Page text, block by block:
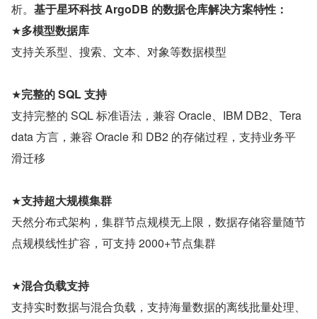
析。 基于星环科技 ArgoDB 的数据仓库解决方案特性：
★多模型数据库
支持关系型、搜索、文本、对象等数据模型
★完整的 SQL 支持
支持完整的 SQL 标准语法，兼容 Oracle、IBM DB2、Tera
data 方言，兼容 Oracle 和 DB2 的存储过程，支持业务平
滑迁移
★支持超大规模集群
天然分布式架构，集群节点规模无上限，数据存储容量随节
点规模线性扩容，可支持 2000+节点集群
★混合负载支持
支持实时数据与混合负载，支持海量数据的离线批量处理、